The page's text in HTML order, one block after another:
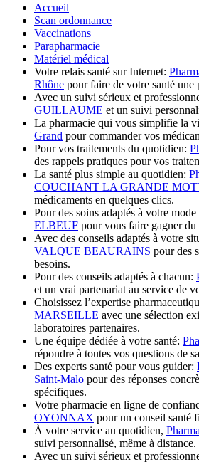
Accueil
Scan ordonnance
Vaccinations
Parapharmacie
Matériel médical
Votre relais santé sur Internet:
Rhône pour faire de votre santé une
Avec un suivi sérieux et
GUILLAUME et un suivi
La pharmacie qui vous simplifie la
Grand pour commander vos
Pour vos traitements du quotidien:
des rappels pratiques pour vos
La santé plus simple au quotidien:
COUCHANT LA GRANDE
médicaments en quelques clics.
Pour des soins adaptés à votre
ELBEUF pour vous faire gagner
Avec des conseils adaptés à votre
VALQUE BEAURAINS pour des
besoins.
Pour des conseils adaptés à chacun:
et un vrai partenariat au service de
Choisissez l’expertise
MARSEILLE avec une sélection
laboratoires partenaires.
Une équipe dédiée à votre santé:
répondre à toutes vos questions de
Des experts santé pour vous guider:
Saint-Malo pour des réponses
spécifiques.
Votre pharmacie en ligne de
OYONNAX pour un conseil santé
À votre service au quotidien,
suivi personnalisé, même à distance.
Avec un suivi sérieux et